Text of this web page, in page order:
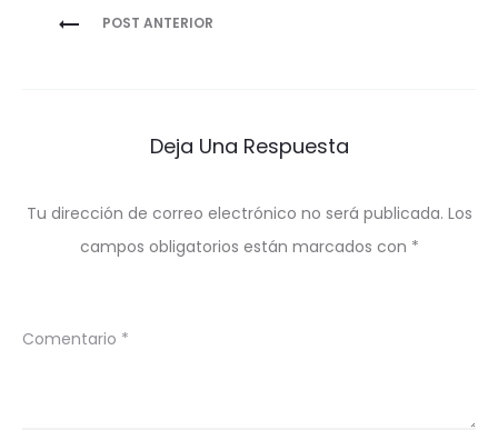
Navegación
POST ANTERIOR
Deja Una Respuesta
Tu dirección de correo electrónico no será publicada. Los
campos obligatorios están marcados con *
Comentario *